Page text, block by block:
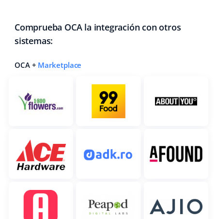
Comprueba OCA la integración con otros
sistemas:
OCA + Marketplace